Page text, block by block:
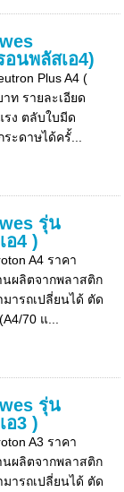
นพลัสเอ4)
Plus A4 (
ท รายละเอียด
ง ตลับใบมีด
ะดาษได้ครั้...
รุ่น
อ4 )
A4 ราคา
นผลิตจากพลาสติก
ารถเปลี่ยนได้ ตัด
70 แ...
รุ่น
อ3 )
A3 ราคา
นผลิตจากพลาสติก
ารถเปลี่ยนได้ ตัด